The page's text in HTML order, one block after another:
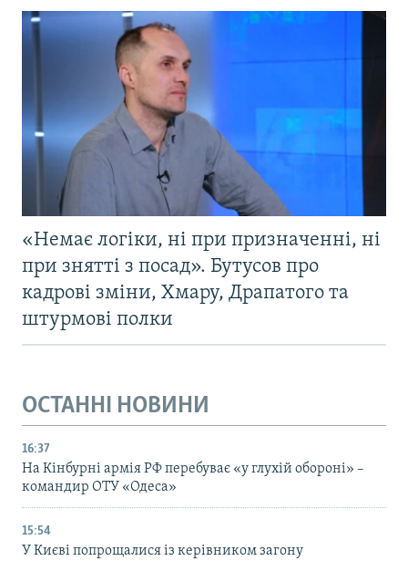
«Немає логіки, ні при призначенні, ні
при знятті з посад». Бутусов про
кадрові зміни, Хмару, Драпатого та
штурмові полки
ОСТАННІ НОВИНИ
16:37
На Кінбурні армія РФ перебуває «у глухій обороні» –
командир ОТУ «Одеса»
15:54
У Києві попрощалися із керівником загону